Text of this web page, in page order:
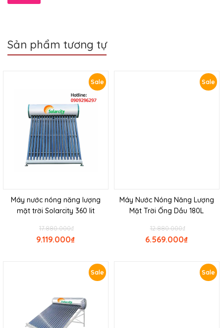
Sản phẩm tương tự
Sale
Máy nước nóng năng lượng
mặt trời Solarcity 360 lit
₫
17.880.000
₫
9.119.000
Sale
Máy Nước Nóng Năng Lượng
Mặt Trời Ống Dầu 180L
₫
12.880.000
₫
6.569.000
Sale Sale